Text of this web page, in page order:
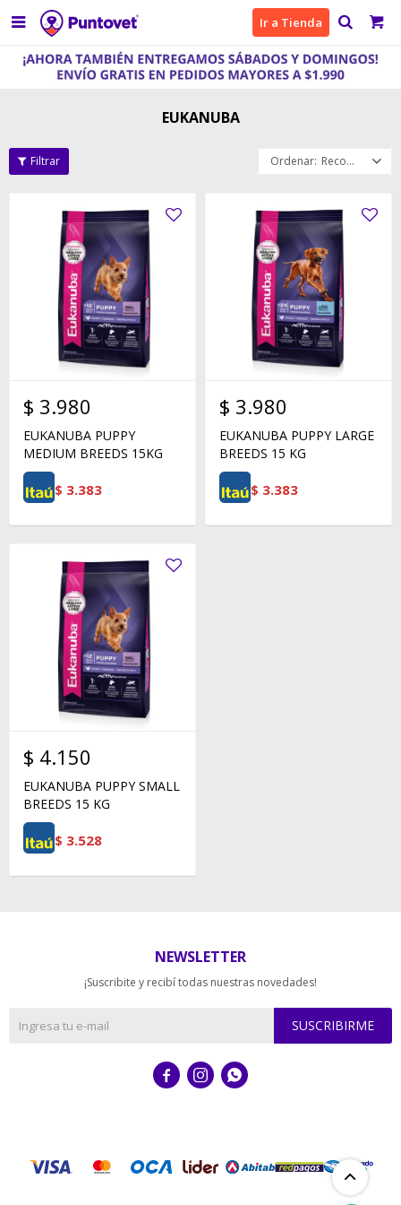
 Ir a Tienda
EUKANUBA
Recomendados
$ 3.980
EUKANUBA PUPPY
MEDIUM BREEDS 15KG
$ 3.383
$ 3.980
EUKANUBA PUPPY LARGE
BREEDS 15 KG
$ 3.383
$ 4.150
EUKANUBA PUPPY SMALL
BREEDS 15 KG
$ 3.528
NEWSLETTER
¡Suscribite y recibí todas nuestras novedades!
SUSCRIBIRME
  